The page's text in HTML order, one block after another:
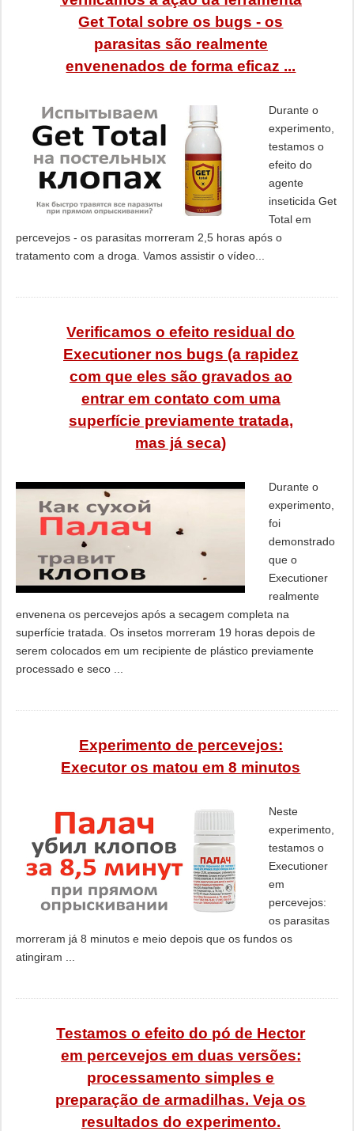
Get Total sobre os bugs - os
parasitas são realmente
envenenados de forma eficaz ...
Durante o
experimento,
testamos o
efeito do
agente
inseticida Get
Total em
percevejos - os parasitas morreram 2,5 horas após o
tratamento com a droga. Vamos assistir o vídeo...
Verificamos o efeito residual do
Executioner nos bugs (a rapidez
com que eles são gravados ao
entrar em contato com uma
superfície previamente tratada,
mas já seca)
Durante o
experimento,
foi
demonstrado
que o
Executioner
realmente
envenena os percevejos após a secagem completa na
superfície tratada. Os insetos morreram 19 horas depois de
serem colocados em um recipiente de plástico previamente
processado e seco ...
Experimento de percevejos:
Executor os matou em 8 minutos
Neste
experimento,
testamos o
Executioner
em
percevejos:
os parasitas
morreram já 8 minutos e meio depois que os fundos os
atingiram ...
Testamos o efeito do pó de Hector
em percevejos em duas versões:
processamento simples e
preparação de armadilhas. Veja os
resultados do experimento.